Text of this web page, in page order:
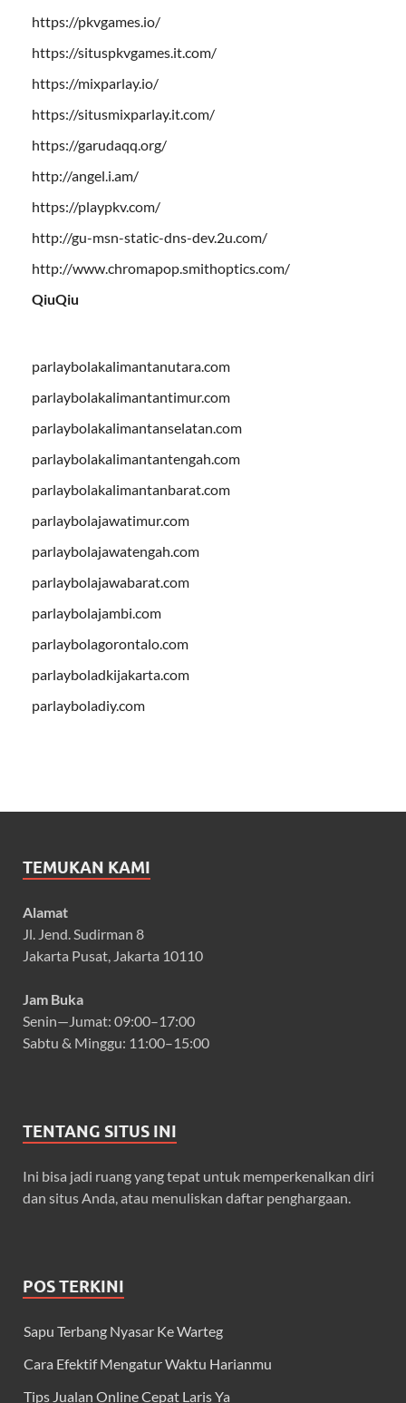
https://pkvgames.io/
https://situspkvgames.it.com/
https://mixparlay.io/
https://situsmixparlay.it.com/
https://garudaqq.org/
http://angel.i.am/
https://playpkv.com/
http://gu-msn-static-dns-dev.2u.com/
http://www.chromapop.smithoptics.com/
QiuQiu
parlaybolakalimantanutara.com
parlaybolakalimantantimur.com
parlaybolakalimantanselatan.com
parlaybolakalimantantengah.com
parlaybolakalimantanbarat.com
parlaybolajawatimur.com
parlaybolajawatengah.com
parlaybolajawabarat.com
parlaybolajambi.com
parlaybolagorontalo.com
parlayboladkijakarta.com
parlayboladiy.com
TEMUKAN KAMI
Alamat
Jl. Jend. Sudirman 8
Jakarta Pusat, Jakarta 10110
Jam Buka
Senin—Jumat: 09:00–17:00
Sabtu & Minggu: 11:00–15:00
TENTANG SITUS INI
Ini bisa jadi ruang yang tepat untuk memperkenalkan diri
dan situs Anda, atau menuliskan daftar penghargaan.
POS TERKINI
Sapu Terbang Nyasar Ke Warteg
Cara Efektif Mengatur Waktu Harianmu
Tips Jualan Online Cepat Laris Ya